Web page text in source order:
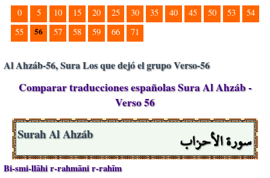
0 5 10 15 20 25 30 35 40 45 50 53
54
55
56 57 58 59 66 71
Al Ahzáb-56, Sura Los que dejó el grupo Verso-56
Comparar traducciones españolas Sura Al Ahzáb -
Verso 56
سورة الأحزاب Surah Al Ahzáb
Bi-smi-llāhi r-rahmāni r-rahīm